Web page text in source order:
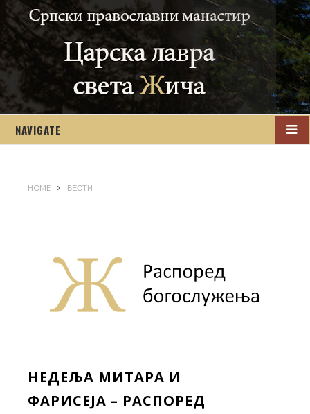
NAVIGATE
HOME ВЕСТИ
НЕДЕЉА МИТАРА И
ФАРИСЕЈА – РАСПОРЕД